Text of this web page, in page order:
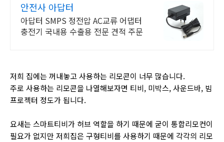
안전사 아답터
아답터 SMPS 정전압 AC교류 어댑터
충전기 국내용 수출용 전문 견적 주문
저희 집에는 꺼내놓고 사용하는 리모콘이 너무 많습니다.
주로 사용하는 리모콘을 나열해보자면 티비, 미박스, 사운드바, 빔
프로젝터 정도가 됩니다.
요새는 스마트티비가 허브 역할을 하기 때문에 굳이 통합리모컨이
필요가 없지만 저희집은 구형티비를 사용하기 때문에 각각의 리모